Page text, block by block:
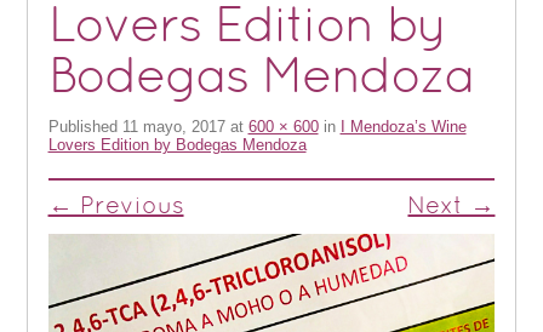
Lovers Edition by
Bodegas Mendoza
Published 11 mayo, 2017at 600 × 600in
I Mendoza’s Wine
Lovers Edition by Bodegas Mendoza
← Previous Next →